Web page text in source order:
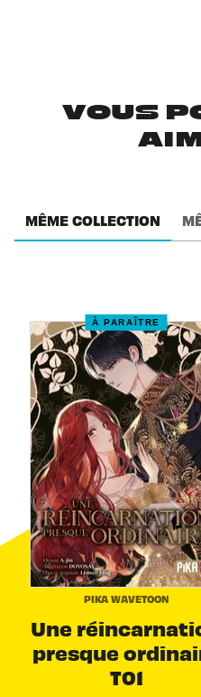
VOUS
MÊME COLLECTION
À PARAÎTRE
PIKA WAVETOON
Une
presque
T01